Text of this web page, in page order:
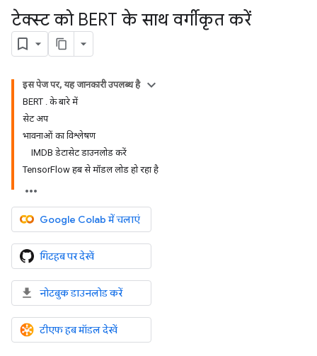
टेक्स्ट को BERT के साथ वर्गीकृत करें
इस पेज पर, यह जानकारी उपलब्ध है
BERT . के बारे में
सेट अप
भावनाओं का विश्लेषण
IMDB डेटासेट डाउनलोड करें
TensorFlow हब से मॉडल लोड हो रहा है
Google Colab में चलाएं
गिटहब पर देखें
नोटबुक डाउनलोड करें
टीएफ हब मॉडल देखें